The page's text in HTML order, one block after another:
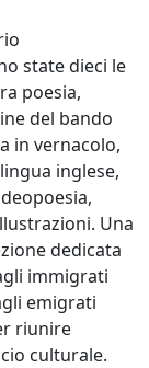
state dieci le
poesia,
del bando
in vernacolo,
inglese,
Una
dedicata
immigrati
emigrati
riunire
culturale.